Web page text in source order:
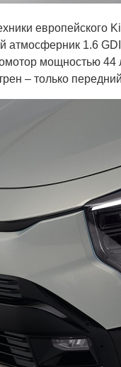
европейского
атмосферник 1.6
мощностью
– только